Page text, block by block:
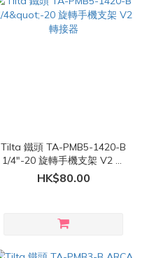
Tilta 鐵頭 TA-PMB5-1420-B
1/4"-20 旋轉手機支架 V2 轉
接器
HK$80.00